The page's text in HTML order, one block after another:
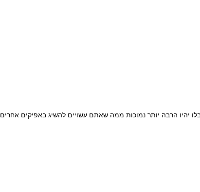
יהיו הרבה יותר נמוכות ממה שאתם עשויים להשיג באפיקים אחרים.